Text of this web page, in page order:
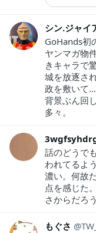
シン.ジャイ
GoHands初
ヤンマガ物
きキャラで
城を放逐さ
政を敷いて
背景ぶん回
多々。
話のどうで
われてるよ
濃い。何故
点を感じた
さからだろう
もぐさ